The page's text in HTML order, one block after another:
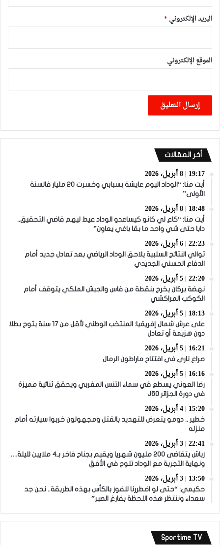
البريد الإلكتروني *
الموقع الإلكتروني
أخر المقالات
19:17 | 8 أبريل، 2026
أيت منا: “الوداد اليوم عايشة بسبابي وخسرت 20 مليار فالسنة
الأولى”
18:48 | 8 أبريل، 2026
أيت منا: “كاع لي كانو كيساعدو الوداد عيط ليهم قاضي التحقيق..
دابا حتى شي واحد ما بقا باغي يعاون”
22:23 | 6 أبريل، 2026
توالي النتائج السلبية يلاحق الوداد الرياضي بعد تعادل جديد أمام
الدفاع الحسني الجديدي
22:20 | 5 أبريل، 2026
نهضة بركان يخرج بنقطة من فاس والجيش الملكي يتوقف أمام
الكوكب المراكشي
18:13 | 5 أبريل، 2026
على عرش شمال إفريقيا: المنتخب الوطني لأقل من 17 سنة يتوج بطلا
دون هزيمة أو تعادل
16:21 | 5 أبريل، 2026
صراع ناري في افتتاح ماراطون الرمال
16:16 | 5 أبريل، 2026
رضا العوني يسطع في سماء التنس المغربي ويحقق ثنائية مميزة
في دورة الجزائر J60
15:20 | 4 أبريل، 2026
خطير .. دومو يتعرض للتهديد بالقتل ومجهولون خربوا سيارته أمام
منزله
22:41 | 3 أبريل، 2026
زياش يتقاضى 200 مليون شهريا ويقيم بجناح فاخر بـ4 ملايين لليلة…
ونهاية التجربة مع الوداد تلوح في الأفق
13:50 | 3 أبريل، 2026
حكيمي: “حتى لو اضطررنا للفوز بالكأس بهذه الطريقة.. نحن جد
سعداء وننتظر هذه اللحظة بفارغ الصبر”
Sportime TV